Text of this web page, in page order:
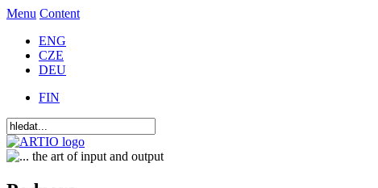
Menu Content
ENG
CZE
DEU
FIN